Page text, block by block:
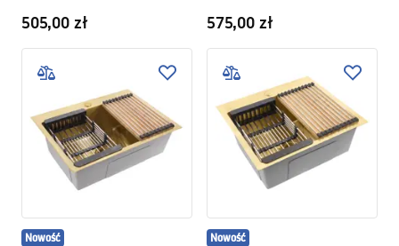
505,00 zł 575,00 zł
Nowość Nowość